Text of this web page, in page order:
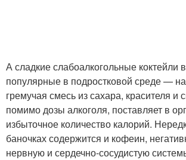
А сладкие слабоалкогольные коктейли
популярные в подростковой среде —
гремучая смесь из сахара, красителя и
помимо дозы алкоголя, поставляет в
избыточное количество калорий.
баночках содержится и кофеин,
нервную и сердечно-сосудистую